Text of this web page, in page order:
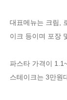
대표메뉴는 크림,
이크 등이며 포장
파스타 가격이
스테이크는 3만원